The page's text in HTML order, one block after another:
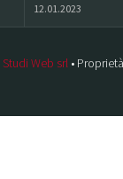
12.01.2023
Studi Web srl •